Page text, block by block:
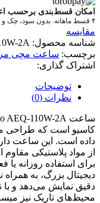
امکان قسط‌بندی برحسب
۴ قسط ماهانه. بدون سود، چک و ضامن.
مقایسه
شناسه محصول: 2A
برچسب: ساعت مچی
اشتراک گذاری:
توضیحات
نظرات (0)
کاسیو است که طراحی
داده است. این ساعت
از مواد پلاستیکی
برای استفاده روزانه
دیجیتال بزرگ، به
دقیق نمایش می‌دهد و
محیط‌های تاریک نیز